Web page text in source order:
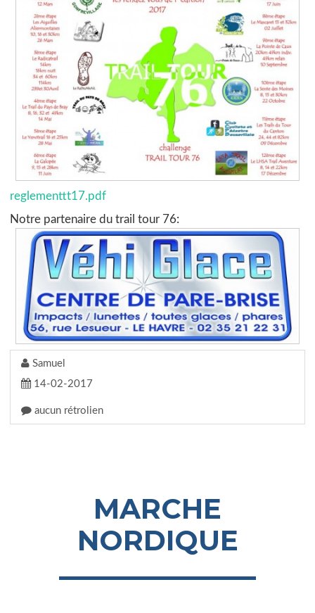
reglementtt17.pdf
Notre partenaire du trail tour 76:
Samuel
14-02-2017
aucun rétrolien
MARCHE
NORDIQUE